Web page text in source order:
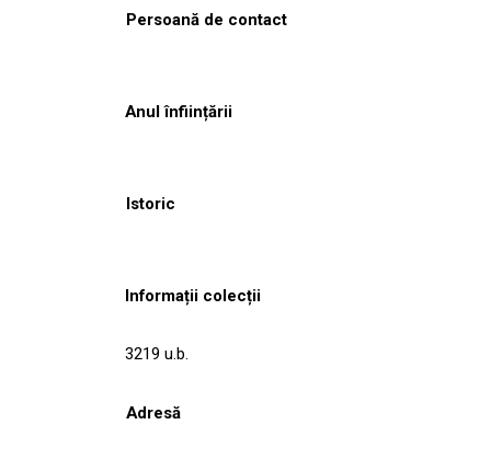
Persoană de contact
Anul înființării
Istoric
Informații colecții
3219 u.b.
Adresă